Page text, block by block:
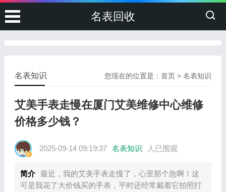
名表回收
您现在的位置是：首页 >名表知识
名表知识
艾美手表走慢在厦门艾美维修中心维修
价格多少钱？
2025-09-14 09:19:37 名表知识 人已围观
简介 最近，我的艾美手表走慢了，心里那个急啊！这
可是我花了大价钱买的手表，平时还经常戴着它拍照打